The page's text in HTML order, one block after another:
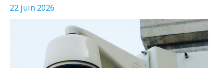
22 juin 2026